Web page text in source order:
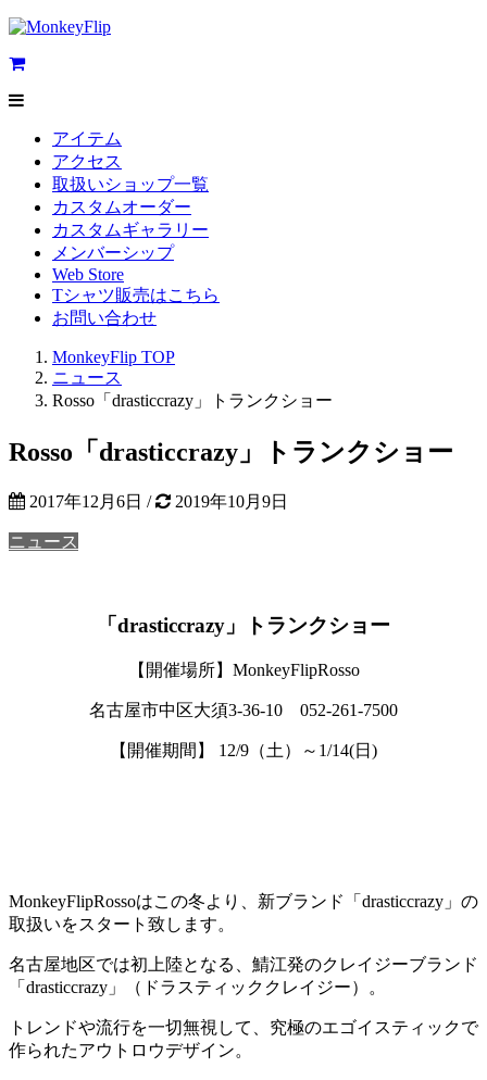
アイテム
アクセス
取扱いショップ一覧
カスタムオーダー
カスタムギャラリー
メンバーシップ
Web Store
Tシャツ販売はこちら
お問い合わせ
MonkeyFlip TOP
ニュース
Rosso「drasticcrazy」トランクショー
Rosso「drasticcrazy」トランクショー
2017年12月6日 / 2019年10月9日
ニュース
「drasticcrazy」トランクショー
【開催場所】MonkeyFlipRosso
名古屋市中区大須3-36-10 052-261-7500
【開催期間】 12/9（土）～1/14(日)
MonkeyFlipRossoはこの冬より、新ブランド「drasticcrazy」の
取扱いをスタート致します。
名古屋地区では初上陸となる、鯖江発のクレイジーブランド
「drasticcrazy」（ドラスティッククレイジー）。
トレンドや流行を一切無視して、究極のエゴイスティックで
作られたアウトロウデザイン。